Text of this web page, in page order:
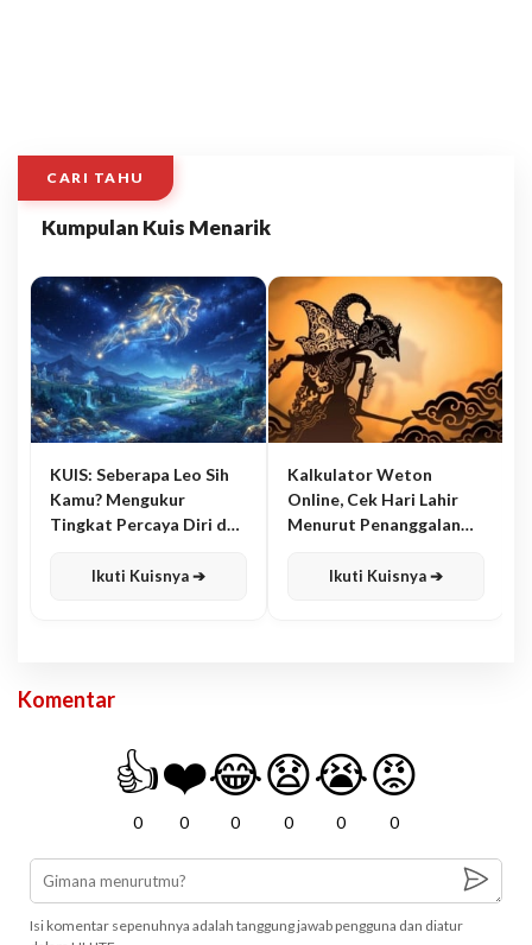
CARI TAHU
Kumpulan Kuis Menarik
KUIS: Seberapa Leo Sih
Kamu? Mengukur
Tingkat Percaya Diri dan
Ikuti Kuisnya ➔
Kalkulator Weton
Online, Cek Hari Lahir
Menurut Penanggalan
Ikuti Kuisnya ➔
Komentar
👍
0
❤️
0
😂
0
😧
0
😭
0
😡
0
Isi komentar sepenuhnya adalah tanggung jawab pengguna dan diatur